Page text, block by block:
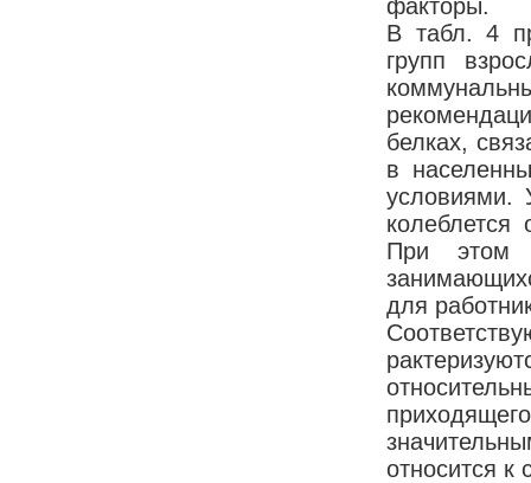
факторы.
В табл. 4
групп
белках,
в
условиями.
колеблется
При этом
для
относится к